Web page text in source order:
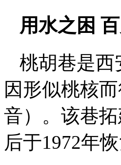
用水之困
桃胡巷是西
因形似桃核
音）。该巷
后于1972年恢